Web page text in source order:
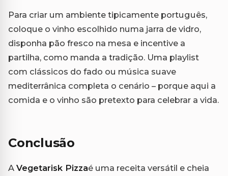
Para criar um ambiente tipicamente português,
coloque o vinho escolhido numa jarra de vidro,
disponha pão fresco na mesa e incentive a
partilha, como manda a tradição. Uma playlist
com clássicos do fado ou música suave
mediterrânica completa o cenário – porque aqui a
comida e o vinho são pretexto para celebrar a vida.
Conclusão
A Vegetarisk Pizzaé uma receita versátil e cheia